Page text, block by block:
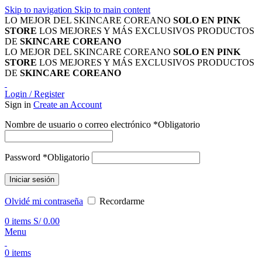
Skip to navigation Skip to main content
LO MEJOR DEL SKINCARE COREANO SOLO EN PINK
STORE LOS MEJORES Y MÁS EXCLUSIVOS PRODUCTOS
DE SKINCARE COREANO
LO MEJOR DEL SKINCARE COREANO SOLO EN PINK
STORE LOS MEJORES Y MÁS EXCLUSIVOS PRODUCTOS
DE SKINCARE COREANO
Login / Register
Sign in Create an Account
Nombre de usuario o correo electrónico *Obligatorio
Password *Obligatorio
Iniciar sesión
Olvidé mi contraseña
Recordarme
0 items S/0.00
Menu
0 items